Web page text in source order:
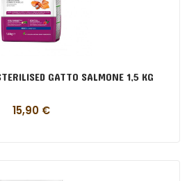
GATTO SALMONE 1,5 KG
15,90 €